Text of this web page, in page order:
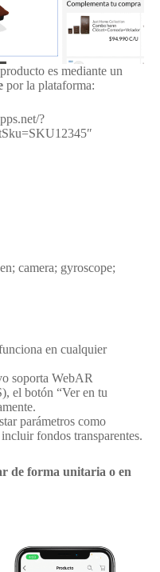
es mediante un
por la plataforma:
?
camera; gyroscope;
en cualquier
soporta WebAR
el botón “Ver en tu
parámetros como
fondos transparentes.
de forma unitaria o en